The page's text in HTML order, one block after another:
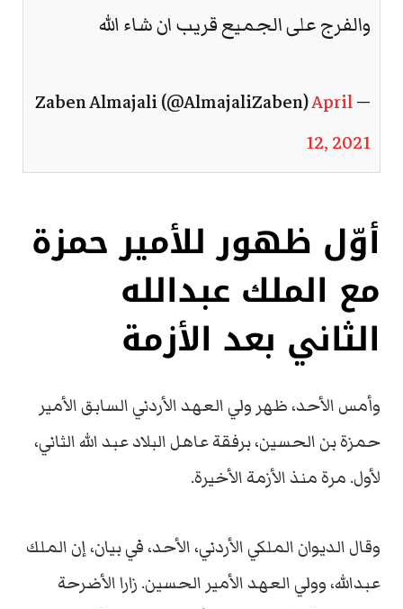
والفرج على الجميع قريب ان شاء الله
— Zaben Almajali (@AlmajaliZaben)
April
12, 2021
أوّل ظهور للأمير حمزة
مع الملك عبدالله
الثاني بعد الأزمة
وأمس الأحد، ظهر ولي العهد الأردني السابق الأمير
حمزة بن الحسين، برفقة عاهل البلاد عبد الله الثاني،
لأول. مرة منذ الأزمة الأخيرة.
وقال الديوان الملكي الأردني، الأحد، في بيان، إن الملك
عبدالله، وولي العهد الأمير الحسين. زارا الأضرحة